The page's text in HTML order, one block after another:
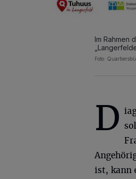
Im Rahmen
Foto:
D
ist, kann